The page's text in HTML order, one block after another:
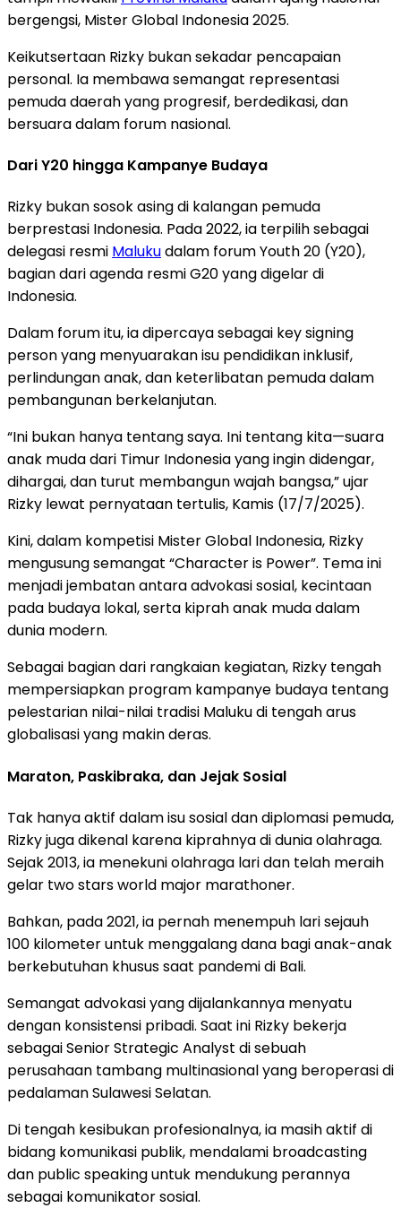
bergengsi, Mister Global Indonesia 2025.
Keikutsertaan Rizky bukan sekadar pencapaian
personal. Ia membawa semangat representasi
pemuda daerah yang progresif, berdedikasi, dan
bersuara dalam forum nasional.
Dari Y20 hingga Kampanye Budaya
Rizky bukan sosok asing di kalangan pemuda
berprestasi Indonesia. Pada 2022, ia terpilih sebagai
delegasi resmi Malukudalam forum Youth 20 (Y20),
bagian dari agenda resmi G20 yang digelar di
Indonesia.
Dalam forum itu, ia dipercaya sebagai key signing
person yang menyuarakan isu pendidikan inklusif,
perlindungan anak, dan keterlibatan pemuda dalam
pembangunan berkelanjutan.
“Ini bukan hanya tentang saya. Ini tentang kita—suara
anak muda dari Timur Indonesia yang ingin didengar,
dihargai, dan turut membangun wajah bangsa,” ujar
Rizky lewat pernyataan tertulis, Kamis (17/7/2025).
Kini, dalam kompetisi Mister Global Indonesia, Rizky
mengusung semangat “Character is Power”. Tema ini
menjadi jembatan antara advokasi sosial, kecintaan
pada budaya lokal, serta kiprah anak muda dalam
dunia modern.
Sebagai bagian dari rangkaian kegiatan, Rizky tengah
mempersiapkan program kampanye budaya tentang
pelestarian nilai-nilai tradisi Maluku di tengah arus
globalisasi yang makin deras.
Maraton, Paskibraka, dan Jejak Sosial
Tak hanya aktif dalam isu sosial dan diplomasi pemuda,
Rizky juga dikenal karena kiprahnya di dunia olahraga.
Sejak 2013, ia menekuni olahraga lari dan telah meraih
gelar two stars world major marathoner.
Bahkan, pada 2021, ia pernah menempuh lari sejauh
100 kilometer untuk menggalang dana bagi anak-anak
berkebutuhan khusus saat pandemi di Bali.
Semangat advokasi yang dijalankannya menyatu
dengan konsistensi pribadi. Saat ini Rizky bekerja
sebagai Senior Strategic Analyst di sebuah
perusahaan tambang multinasional yang beroperasi di
pedalaman Sulawesi Selatan.
Di tengah kesibukan profesionalnya, ia masih aktif di
bidang komunikasi publik, mendalami broadcasting
dan public speaking untuk mendukung perannya
sebagai komunikator sosial.